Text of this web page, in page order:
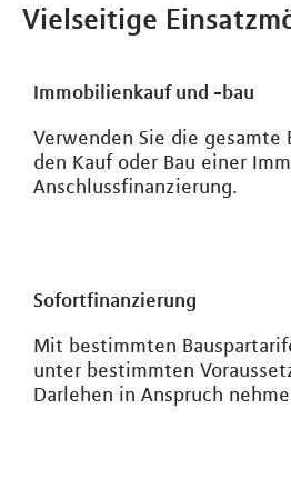
Vielseitige
Immobilienkauf und -bau
Verwenden Sie die gesamte
den Kauf oder Bau einer
Anschlussfinanzierung.
Sofortfinanzierung
Mit bestimmten
unter bestimmten
Darlehen in Anspruch